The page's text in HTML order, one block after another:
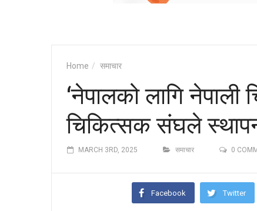
Home समाचार
‘नेपालको लागि
चिकित्सक संघले
MARCH 3RD, 2025 समाचार 0
Facebook Twitter